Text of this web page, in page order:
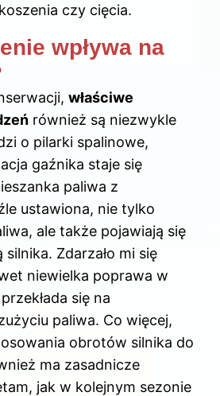
czy cięcia.
wpływa na
właściwe
również są niezwykle
o pilarki spalinowe,
gaźnika staje się
paliwa z
ustawiona, nie tylko
ale także pojawiają się
Zdarzało mi się
niewielka poprawa w
się na
paliwa. Co więcej,
obrotów silnika do
ma zasadnicze
jak w kolejnym sezonie